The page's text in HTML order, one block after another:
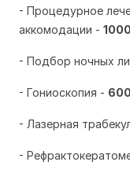
- Процедурное
аккомодации -
- Подбор ночных
- Гониоскопия -
- Лазерная
-